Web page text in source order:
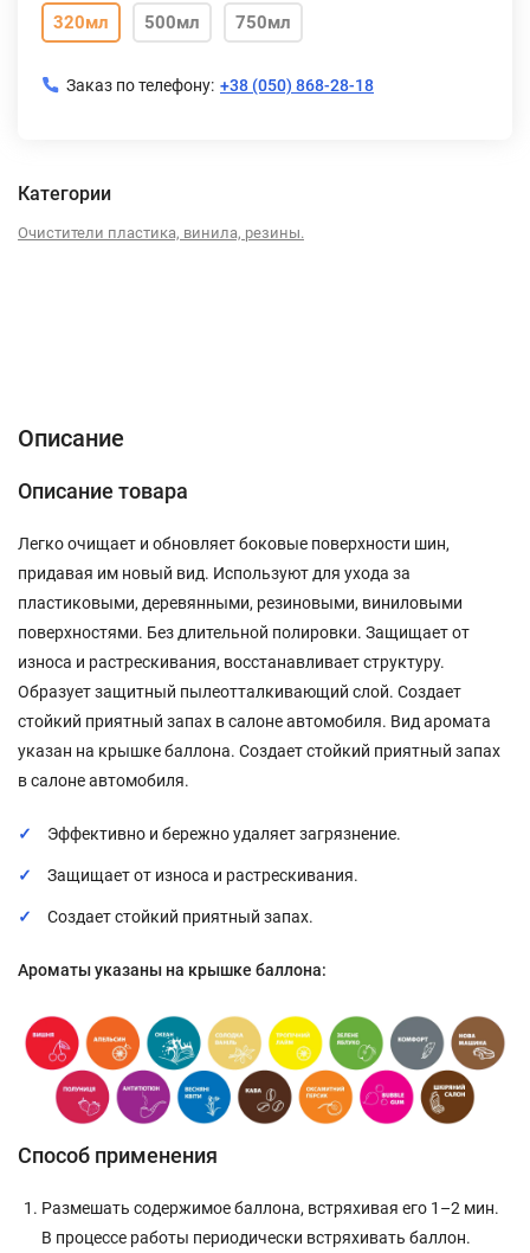
320мл 500мл 750мл
Заказ по телефону: +38 (050) 868-28-18
Категории
Очистители пластика, винила, резины.
Описание
Описание товара
Легко очищает и обновляет боковые поверхности шин,
придавая им новый вид. Используют для ухода за
пластиковыми, деревянными, резиновыми, виниловыми
поверхностями. Без длительной полировки. Защищает от
износа и растрескивания, восстанавливает структуру.
Образует защитный пылеотталкивающий слой. Создает
стойкий приятный запах в салоне автомобиля. Вид аромата
указан на крышке баллона. Создает стойкий приятный запах
в салоне автомобиля.
Эффективно и бережно удаляет загрязнение.
Защищает от износа и растрескивания.
Создает стойкий приятный запах.
Ароматы указаны на крышке баллона:
Способ применения
Размешать содержимое баллона, встряхивая его 1–2 мин.
В процессе работы периодически встряхивать баллон.